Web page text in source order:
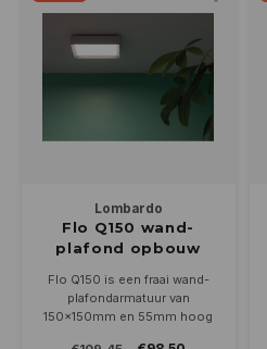
Lombardo
Flo Q150 wand-
plafond opbouw
Flo Q150 is een fraai wand-
plafondarmatuur van
150x150mm en 55mm hoog